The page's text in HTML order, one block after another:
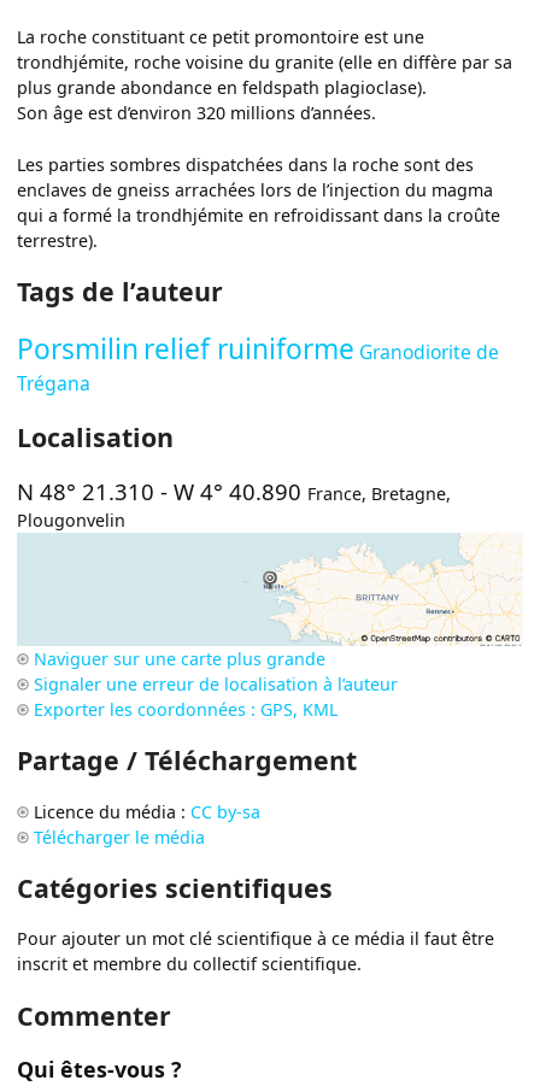
La roche constituant ce petit promontoire est une
trondhjémite, roche voisine du granite (elle en diffère par sa
plus grande abondance en feldspath plagioclase).
Son âge est d’environ 320 millions d’années.
Les parties sombres dispatchées dans la roche sont des
enclaves de gneiss arrachées lors de l’injection du magma
qui a formé la trondhjémite en refroidissant dans la croûte
terrestre).
Tags de l’auteur
Porsmilin relief ruiniforme Granodiorite de
Trégana
Localisation
N 48° 21.310 -W 4° 40.890 France, Bretagne,
Plougonvelin
Naviguer sur une carte plus grande
Signaler une erreur de localisation à l’auteur
Exporter les coordonnées : GPS, KML
Partage / Téléchargement
Licence du média : CC by-sa
Télécharger le média
Catégories scientifiques
Pour ajouter un mot clé scientifique à ce média il faut être
inscrit et membre du collectif scientifique.
Commenter
Qui êtes-vous ?